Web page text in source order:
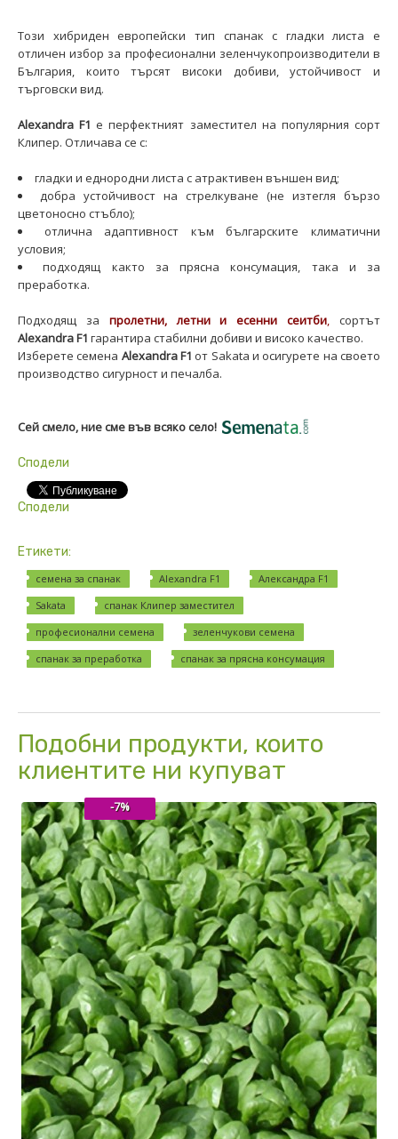
Този хибриден европейски тип спанак с гладки листа е
отличен избор за професионални зеленчукопроизводители в
България, които търсят високи добиви, устойчивост и
търговски вид.
Alexandra F1 е перфектният заместител на популярния сорт
Клипер. Отличава се с:
гладки и еднородни листа с атрактивен външен вид;
добра устойчивост на стрелкуване (не изтегля бързо
цветоносно стъбло);
отлична адаптивност към българските климатични
условия;
подходящ както за прясна консумация, така и за
преработка.
Подходящ за пролетни, летни и есенни сеитби, сортът
Alexandra F1 гарантира стабилни добиви и високо качество.
Изберете семена Alexandra F1 от Sakata и осигурете на своето
производство сигурност и печалба.
Сей смело, ние сме във всяко село!
Сподели
Сподели
Етикети:
семена за спанак Alexandra F1
Александра F1
Sakata
спанак Клипер заместител
професионални семена
зеленчукови семена
спанак за преработка
спанак за прясна консумация
Подобни продукти, които
клиентите ни купуват
-7%